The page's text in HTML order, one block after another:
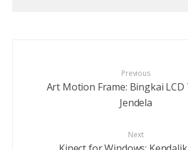
Previous
Art Motion Frame: Bingkai
Jendela
Next